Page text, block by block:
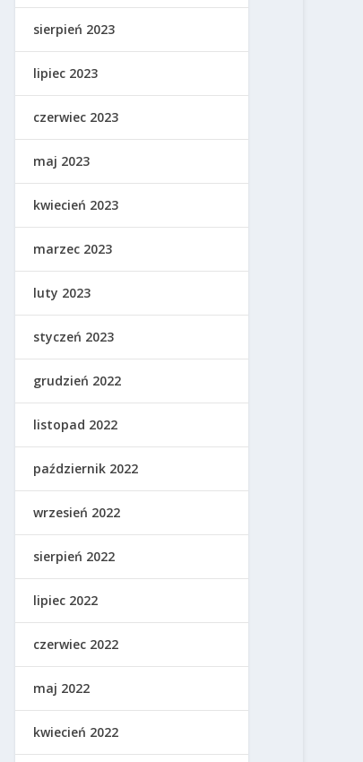
sierpień 2023
lipiec 2023
czerwiec 2023
maj 2023
kwiecień 2023
marzec 2023
luty 2023
styczeń 2023
grudzień 2022
listopad 2022
październik 2022
wrzesień 2022
sierpień 2022
lipiec 2022
czerwiec 2022
maj 2022
kwiecień 2022